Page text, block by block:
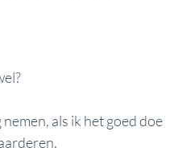
als ik het goed doe